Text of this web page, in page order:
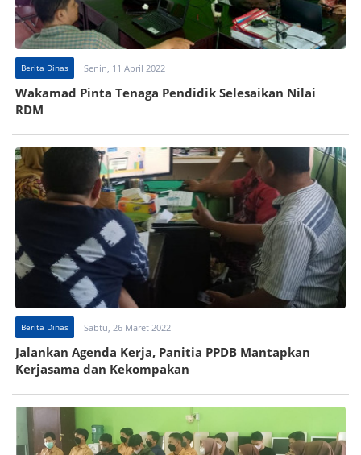
Berita Dinas Senin, 11 April 2022
Wakamad Pinta Tenaga Pendidik Selesaikan Nilai
RDM
Berita Dinas Sabtu, 26 Maret 2022
Jalankan Agenda Kerja, Panitia PPDB Mantapkan
Kerjasama dan Kekompakan